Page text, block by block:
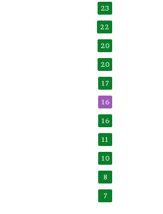
23
22
20
20
17
16
16
11
10
8
7